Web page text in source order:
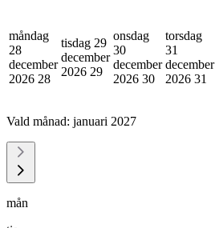
måndag
28
december
2026 28
tisdag 29
december
2026 29
onsdag
30
december
2026 30
torsdag
31
december
2026 31
Vald månad: januari 2027
mån